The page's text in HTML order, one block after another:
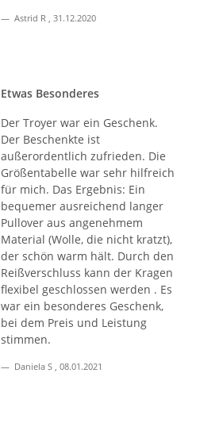
Astrid R , 31.12.2020
Etwas Besonderes
Der Troyer war ein Geschenk.
Der Beschenkte ist
außerordentlich zufrieden. Die
Größentabelle war sehr hilfreich
für mich. Das Ergebnis: Ein
bequemer ausreichend langer
Pullover aus angenehmem
Material (Wolle, die nicht kratzt),
der schön warm hält. Durch den
Reißverschluss kann der Kragen
flexibel geschlossen werden . Es
war ein besonderes Geschenk,
bei dem Preis und Leistung
stimmen.
Daniela S , 08.01.2021